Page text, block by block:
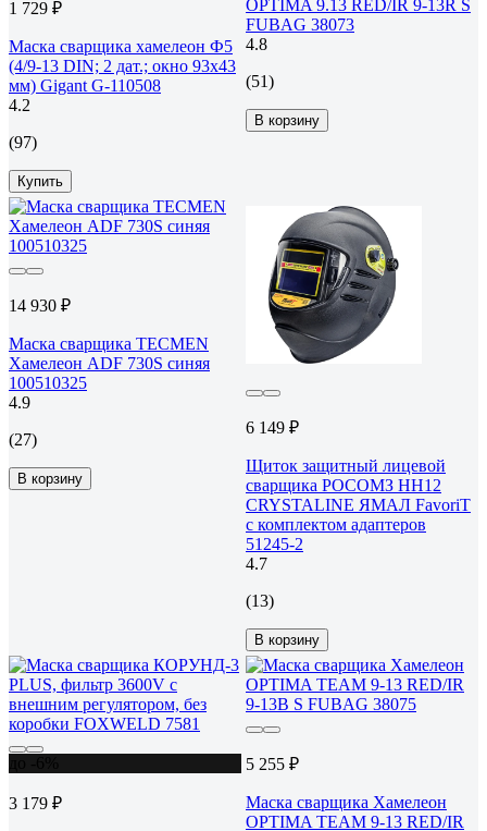
1 729 ₽
Маска сварщика хамелеон Ф5
(4/9-13 DIN; 2 дат.; окно 93х43
мм) Gigant G-110508
4.2
(97)
Купить
OPTIMA 9.13 RED/IR 9-13R S
FUBAG 38073
4.8
(51)
В корзину
14 930 ₽
Маска сварщика TECMEN
Хамелеон ADF 730S синяя
100510325
4.9
(27)
В корзину
6 149 ₽
Щиток защитный лицевой
сварщика РОСОМЗ НН12
CRYSTALINE ЯМАЛ FavoriT
с комплектом адаптеров
51245-2
4.7
(13)
В корзину
3 179 ₽
5 255 ₽
Маска сварщика Хамелеон
OPTIMA TEAM 9-13 RED/IR